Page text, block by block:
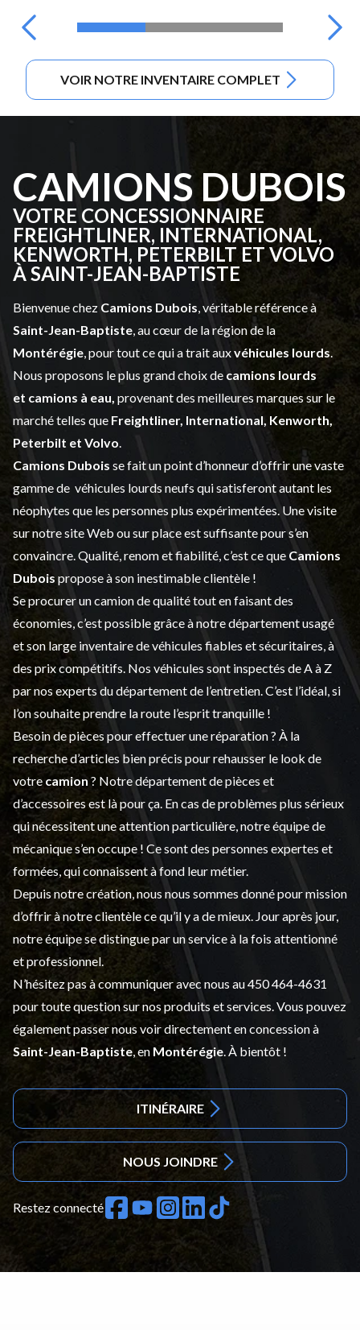
VOIR NOTRE INVENTAIRE COMPLET
CAMIONS DUBOIS
VOTRE CONCESSIONNAIRE
FREIGHTLINER, INTERNATIONAL,
KENWORTH, PETERBILT ET VOLVO
À SAINT-JEAN-BAPTISTE
Bienvenue chez Camions Dubois , véritable référence à
Saint-Jean-Baptiste , au cœur de la région de la
Montérégie , pour tout ce qui a trait auxvéhicules lourds
Nous proposons le plus grand choix de camions lourds
et camions à eau, provenant des meilleures marques sur le
marché telles que Freightliner, International, Kenworth,
Peterbilt et Volvo
Camions Dubois se fait un point d’honneur d’offrir une vaste
gamme de véhicules lourds neufs qui satisferont autant les
néophytes que les personnes plus expérimentées. Une visite
sur notre site Web ou sur place est suffisante pour s’en
convaincre. Qualité, renom et fiabilité, c’est ce que Camions
Dubois propose à son inestimable clientèle !
Se procurer un camion de qualité tout en faisant des
économies, c’est possible grâce à notredépartement usagé
et son large inventaire de véhicules fiables et sécuritaires, à
des prix compétitifs. Nos véhicules sont inspectés de A à Z
par nos experts du département de l’entretien . C’est l’idéal, si
l’on souhaite prendre la route l’esprit tranquille !
Besoin de pièces pour effectuer une réparation ? À la
recherche d’articles bien précis pour rehausser le look de
votre camion ? Notre département depièces et
d’accessoiresest là pour ça. En cas de problèmes plus sérieux
qui nécessitent une attention particulière, notre équipe de
mécanique s’en occupe ! Ce sont des personnes expertes et
formées, qui connaissent à fond leur métier.
Depuis notre création, nous nous sommes donné pour mission
d’offrir à notre clientèle ce qu’il y a de mieux. Jour après jour,
notre équipe se distingue par un service à la fois attentionné
et professionnel.
N’hésitez pas à communiquer avec nous au450 464-4631
pour toute question sur nos produits et services. Vous pouvez
également passer nous voir directement en concession à
Saint-Jean-Baptiste , en Montérégie . À bientôt !
ITINÉRAIRE
NOUS JOINDRE
Restez connecté